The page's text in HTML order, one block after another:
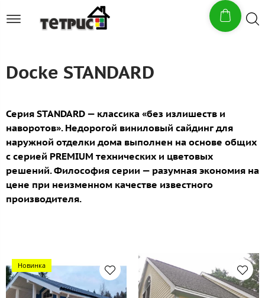
Docke STANDARD
Серия STANDARD — классика «без излишеств и
наворотов». Недорогой виниловый сайдинг для
наружной отделки дома выполнен на основе общих
с серией PREMIUM технических и цветовых
решений. Философия серии — разумная экономия на
цене при неизменном качестве известного
производителя.
Новинка